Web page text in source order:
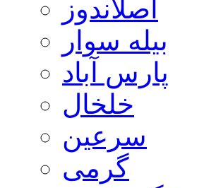
اصلاندوز
بیله سوار
پارس آباد
خلخال
سرعین
گرمی